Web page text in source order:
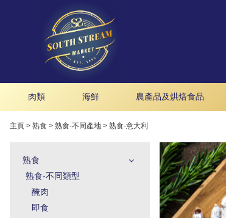
肉類 海鮮 農產品及烘焙食品
主頁 > 熟食 > 熟食-不同產地 > 熟食-意大利
熟食
熟食-不同類型
醃肉
即食